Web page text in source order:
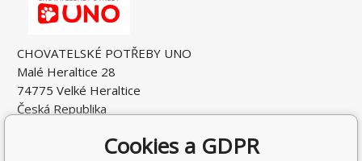
CHOVATELSKÉ POTŘEBY UNO
Malé Heraltice 28
74775 Velké Heraltice
Česká Republika
DIČ: CZ7405265549Cookies a GDPR